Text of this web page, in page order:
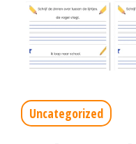
Uncategorized